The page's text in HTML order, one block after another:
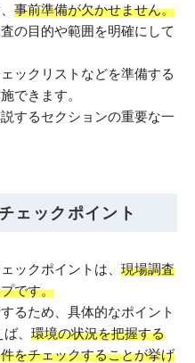
事前準備が欠かせません。
の目的や範囲を明確にして
ックリストなどを準備する
できます。
するセクションの重要な一
ェックポイント
ックポイントは、 現場調査
です。
るため、具体的なポイント
、 環境の状況を把握する
をチェックすることが挙げ